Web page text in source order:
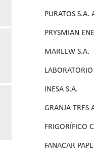
PURATOS S.A.
PRYSMIAN
MARLEW S.A.
INESA S.A.
GRANJA TRES
FRIGORÍFICO
FANACAR